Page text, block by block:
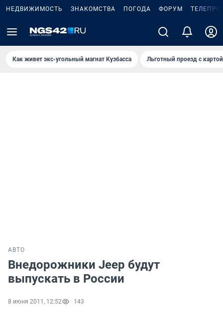
НЕДВИЖИМОСТЬ ЗНАКОМСТВА ПОГОДА ФОРУМ
Как живет экс-угольный магнат Кузбасса Льготный проезд с
АВТО
Внедорожники Jeep будут
выпускать в России
8 июня 2011, 12:52 143